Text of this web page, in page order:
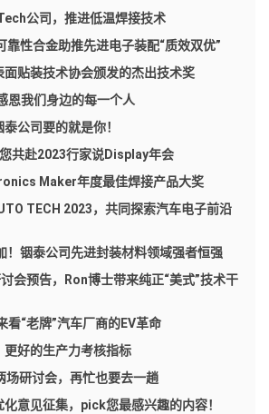
公司，推进低温焊接技术
靠性合金助推先进电子装配“质效双优”
贴装技术协会颁发的杰出技术奖
恩我们身边的每一个人
公司要的就是你！
共赴2023行家说Display年会
Maker年度最佳焊接产品大奖
TECH 2023，共同探索汽车电子前沿
！铟泰公司先进封装材料领域强者恒强
会预告，Ron博士带来纯正“美式”技术干
看“老牌”汽车厂商的EV革命
好的生产力考核指标
场研讨会，再忙也要去一趟
意见征集，pick您最感兴趣的内容！